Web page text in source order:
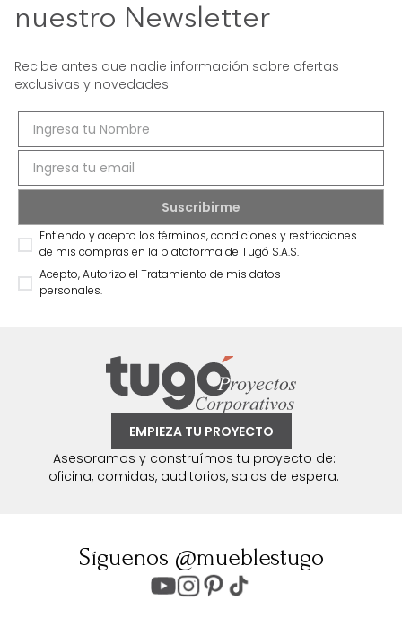
nuestro Newsletter
Recibe antes que nadie información sobre ofertas
exclusivas y novedades.
Entiendo y acepto los términos, condiciones y restricciones
de mis compras en la plataforma de Tugó S.A.S.
Acepto, Autorizo el Tratamiento de mis datos
personales.
EMPIEZA TU PROYECTO
Asesoramos y construímos tu proyecto de:
oficina, comidas, auditorios, salas de espera.
Síguenos @mueblestugo